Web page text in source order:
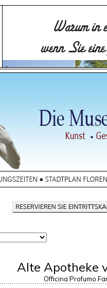
Alte Apotheke
Officina Profumo